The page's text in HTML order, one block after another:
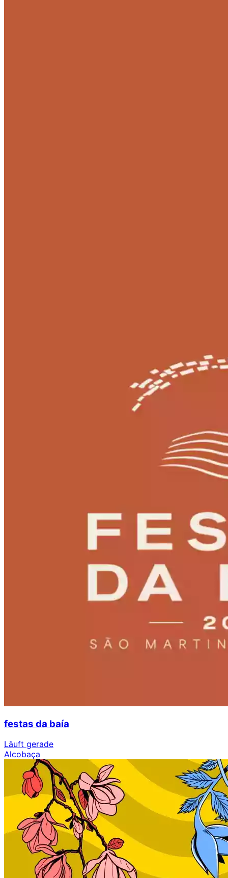
festas da baía
Läuft gerade
Alcobaça